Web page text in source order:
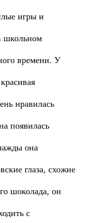
игры и
школьном
времени. У
нравилась
появилась
она
глаза, схожие
шоколада, он
с